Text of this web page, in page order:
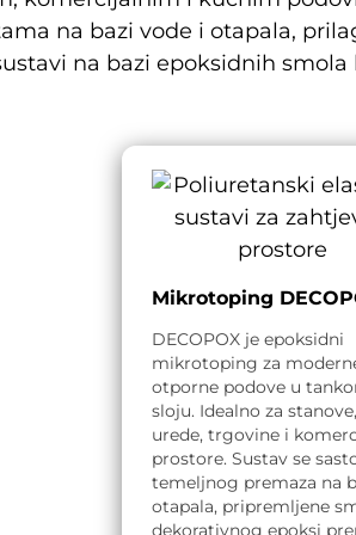
na bazi vode i otapala,
na bazi epoksidnih smola
Mikrotoping
DECOPOX je epoksidni
mikrotoping za
otporne podove u
sloju. Idealno za stanove,
urede, trgovine i
prostore. Sustav se
temeljnog premaza na
otapala, pripremljene
dekorativnog epoksi